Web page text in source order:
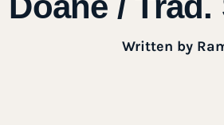
Written by